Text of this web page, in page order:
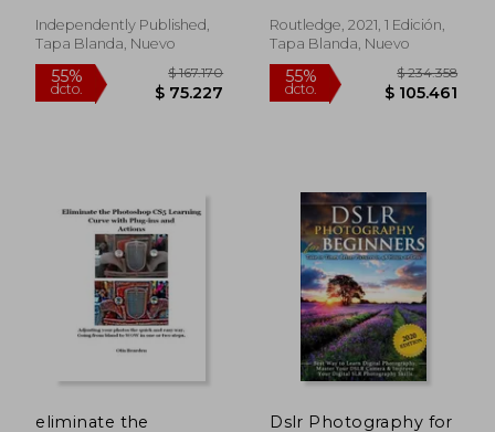
55% $ 211.094 55%
dcto.
Independently Published,
Tapa Blanda, Nuevo
Routledge, 2021, 1 Edición,
Tapa Blanda, Nuevo
eliminate the
Dslr Photography for